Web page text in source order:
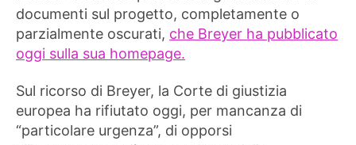
documenti sul progetto, completamente o
parzialmente oscurati, che Breyer ha pubblicato
oggi sulla sua homepage.
Sul ricorso di Breyer, la Corte di giustizia
europea ha rifiutato oggi, per mancanza di
“particolare urgenza”, di opporsi